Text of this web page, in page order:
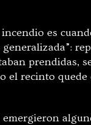
es
prendidas,
el recinto